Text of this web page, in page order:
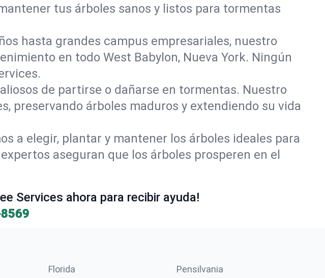
tus árboles sanos y listos para tormentas
hasta grandes campus empresariales, nuestro
en todo West Babylon, Nueva York. Ningún
de partirse o dañarse en tormentas. Nuestro
preservando árboles maduros y extendiendo su vida
a elegir, plantar y mantener los árboles ideales para
aseguran que los árboles prosperen en el
Services ahora para recibir ayuda!
Florida Pensilvania